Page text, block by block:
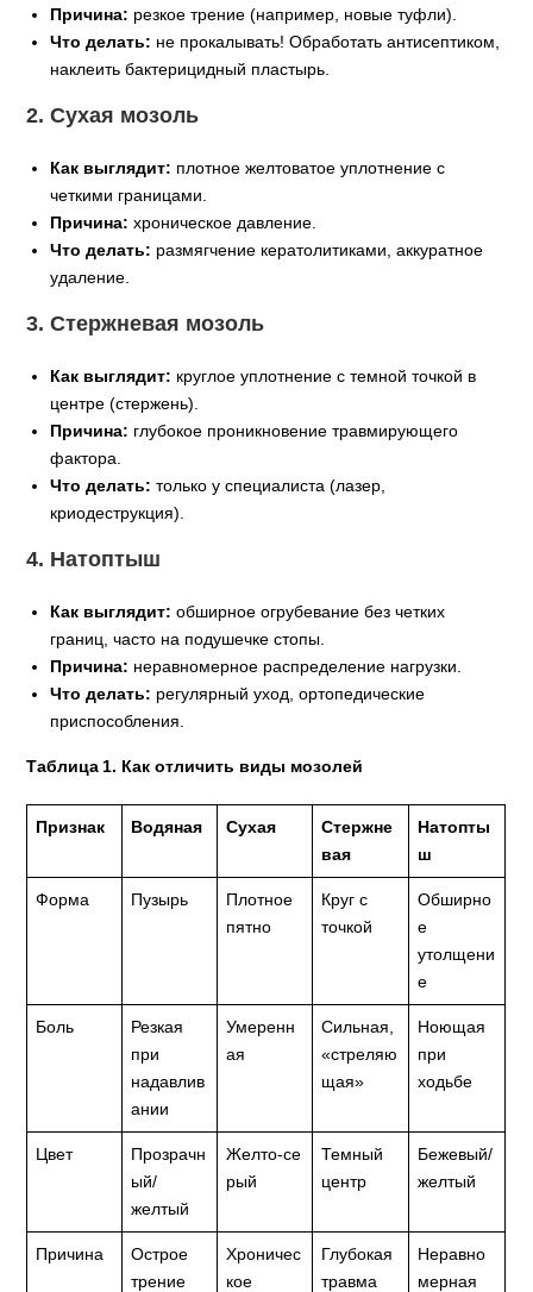
Причина: резкое трение (например, новые туфли).
Что делать: не прокалывать! Обработать антисептиком,
наклеить бактерицидный пластырь.
2. Сухая мозоль
Как выглядит: плотное желтоватое уплотнение с
четкими границами.
Причина: хроническое давление.
Что делать: размягчение кератолитиками, аккуратное
удаление.
3. Стержневая мозоль
Как выглядит: круглое уплотнение с темной точкой в
центре (стержень).
Причина: глубокое проникновение травмирующего
фактора.
Что делать: только у специалиста (лазер,
криодеструкция).
4. Натоптыш
Как выглядит: обширное огрубевание без четких
границ, часто на подушечке стопы.
Причина: неравномерное распределение нагрузки.
Что делать: регулярный уход, ортопедические
приспособления.
Таблица 1. Как отличить виды мозолей
Признак Водяная Сухая
Стержне
вая
Натопты
ш
Форма Пузырь
Плотное
пятно
Круг с
точкой
Обширно
е
утолщени
е
Боль
Резкая
при
надавлив
ании
Умеренн
ая
Сильная,
«стреляю
щая»
Ноющая
при
ходьбе
Цвет
Прозрачн
ый/
желтый
Желто‑се
рый
Темный
центр
Бежевый/
желтый
Причина
Острое
трение
Хроничес
кое
Глубокая
травма
Неравно
мерная